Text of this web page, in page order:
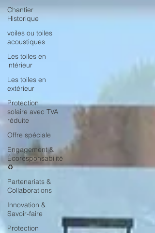
Chantier
Historique
voiles ou toiles
acoustiques
Les toiles en
intérieur
Les toiles en
extérieur
Protection
solaire avec TVA
réduite
Offre spéciale
Engagement &
Écoresponsabilité
♻️
Partenariats &
Collaborations
Innovation &
Savoir-faire
Protection